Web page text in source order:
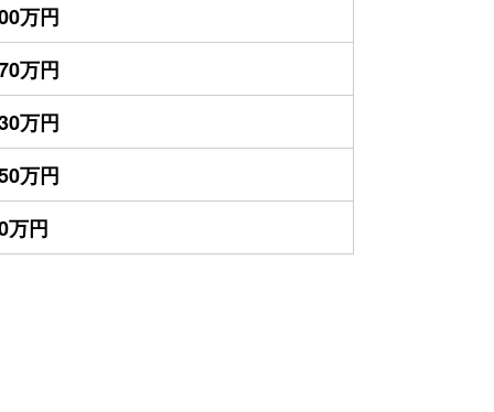
万円
万円
万円
万円
万円